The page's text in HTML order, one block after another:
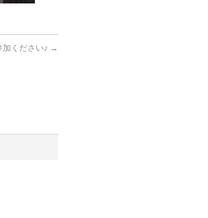
ください♪ →